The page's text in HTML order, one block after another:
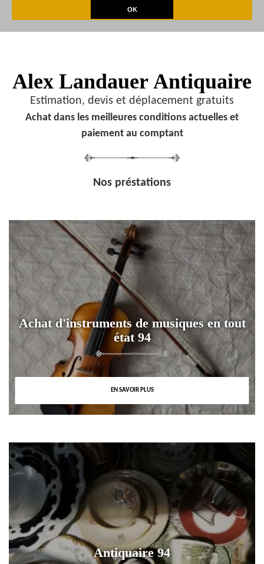
Alex Landauer Antiquaire
Estimation, devis et déplacement gratuits
Achat dans les meilleures conditions actuelles et
paiement au comptant
Nos préstations
Achat d'instruments de musiques en tout
état 94
EN SAVOIR PLUS
Antiquaire 94